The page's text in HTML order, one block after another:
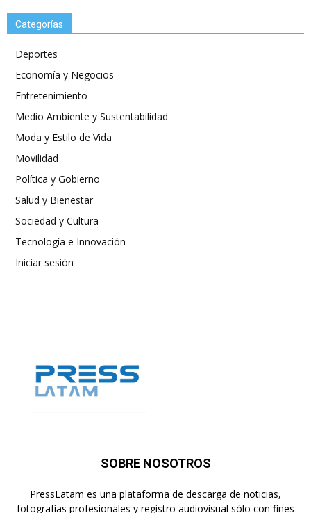
Categorías
Deportes
Economía y Negocios
Entretenimiento
Medio Ambiente y Sustentabilidad
Moda y Estilo de Vida
Movilidad
Política y Gobierno
Salud y Bienestar
Sociedad y Cultura
Tecnología e Innovación
Iniciar sesión
SOBRE NOSOTROS
PressLatam es una plataforma de descarga de noticias,
fotografías profesionales y registro audiovisual sólo con fines